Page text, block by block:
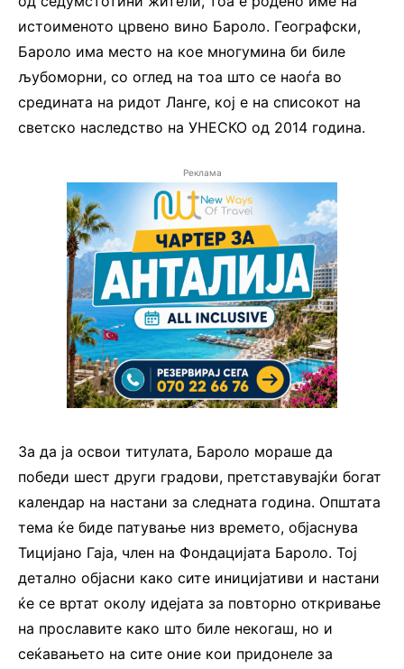
истоименото црвено вино Бароло. Географски,
Бароло има место на кое многумина би биле
љубоморни, со оглед на тоа што се наоѓа во
средината на ридот Ланге, кој е на списокот на
светско наследство на УНЕСКО од 2014 година.
Реклама
За да ја освои титулата, Бароло мораше да
победи шест други градови, претставувајќи богат
календар на настани за следната година. Општата
тема ќе биде патување низ времето, објаснува
Тицијано Гаја, член на Фондацијата Бароло. Тој
детално објасни како сите иницијативи и настани
ќе се вртат околу идејата за повторно откривање
на прославите како што биле некогаш, но и
сеќавањето на сите оние кои придонеле за